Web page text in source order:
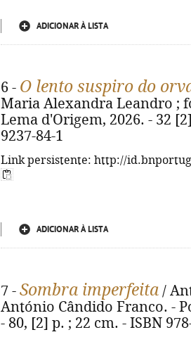
ADICIONAR À LISTA
6 - O lento suspiro do
Maria Alexandra Leandro ;
Lema d'Origem, 2026. - 32
9237-84-1
Link persistente: http://
ADICIONAR À LISTA
7 - Sombra imperfeita /
António Cândido Franco. -
- 80, [2] p. ; 22 cm. - ISBN